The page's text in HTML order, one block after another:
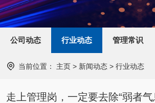
公司动态 行业动态 管理常识
当前位置： 主页 > 新闻动态 > 行业动态
走上管理岗，一定要去除“弱者气